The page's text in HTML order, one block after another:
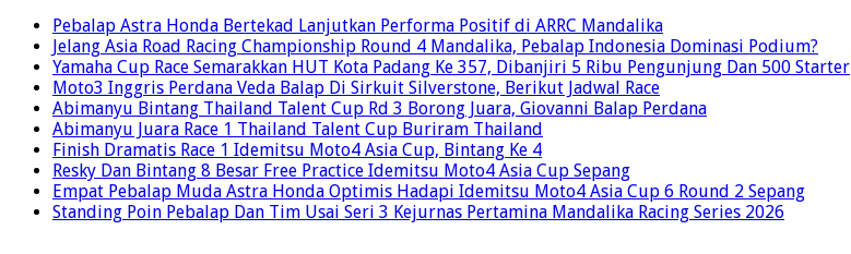
Pebalap Astra Honda Bertekad Lanjutkan Performa Positif di ARRC Mandalika
Jelang Asia Road Racing Championship Round 4 Mandalika, Pebalap Indonesia Dominasi Podium?
Yamaha Cup Race Semarakkan HUT Kota Padang Ke 357, Dibanjiri 5 Ribu Pengunjung Dan 500 Starter
Moto3 Inggris Perdana Veda Balap Di Sirkuit Silverstone, Berikut Jadwal Race
Abimanyu Bintang Thailand Talent Cup Rd 3 Borong Juara, Giovanni Balap Perdana
Abimanyu Juara Race 1 Thailand Talent Cup Buriram Thailand
Finish Dramatis Race 1 Idemitsu Moto4 Asia Cup, Bintang Ke 4
Resky Dan Bintang 8 Besar Free Practice Idemitsu Moto4 Asia Cup Sepang
Empat Pebalap Muda Astra Honda Optimis Hadapi Idemitsu Moto4 Asia Cup 6 Round 2 Sepang
Standing Poin Pebalap Dan Tim Usai Seri 3 Kejurnas Pertamina Mandalika Racing Series 2026